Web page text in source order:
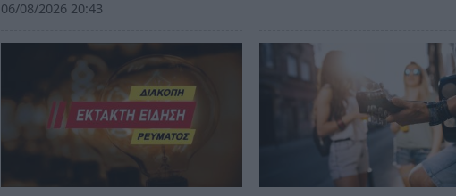
06/08/2026 20:43